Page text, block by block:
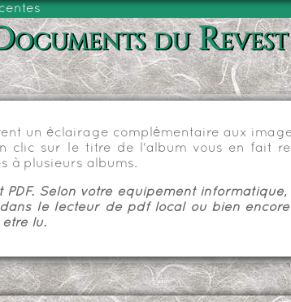
du Revest
un éclairage complémentaire aux
clic sur le titre de l'album vous en fait
à plusieurs albums.
Selon votre équipement
le lecteur de pdf local ou bien
lu.